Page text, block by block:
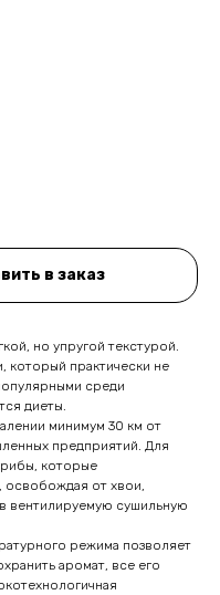
в заказ
но упругой текстурой.
который практически не
среди
диеты.
минимум 30 км от
предприятий. Для
которые
освобождая от хвои,
вентилируемую сушильную
режима позволяет
аромат, все его